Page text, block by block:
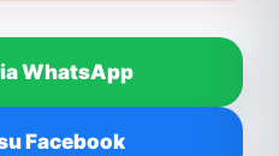
WhatsApp
Facebook